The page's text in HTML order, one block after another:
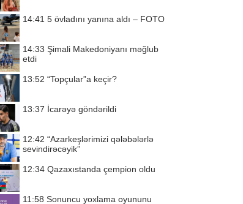
14:41 5 övladını yanına aldı – FOTO
14:33 Şimali Makedoniyanı məğlub
etdi
13:52 “Topçular”a keçir?
13:37 İcarəyə göndərildi
12:42 “Azarkeşlərimizi qələbələrlə
sevindirəcəyik”
12:34 Qazaxıstanda çempion oldu
11:58 Sonuncu yoxlama oyununu